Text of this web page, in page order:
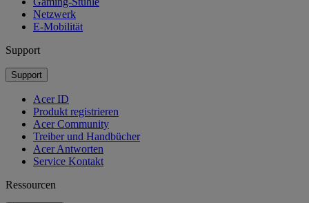
Netzwerk
E-Mobilität
Support
Support
Acer ID
Produkt registrieren
Acer Community
Treiber und Handbücher
Acer Antworten
Service Kontakt
Ressourcen